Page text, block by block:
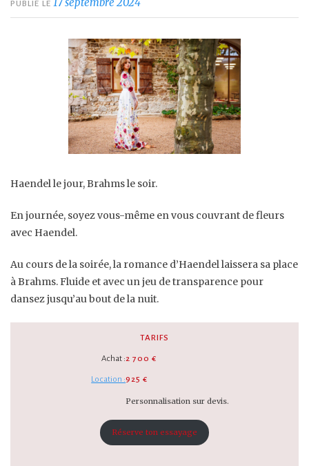
PUBLIÉ LE
Haendel le jour, Brahms le soir.
En journée, soyez vous-même en vous couvrant de fleurs
avec Haendel.
Au cours de la soirée, la romance d’Haendel laissera sa place
à Brahms. Fluide et avec un jeu de transparence pour
dansez jusqu’au bout de la nuit.
TARIFS
Achat :
Location :
2 700 €
925 €
Personnalisation sur devis.
Réserve ton essayage